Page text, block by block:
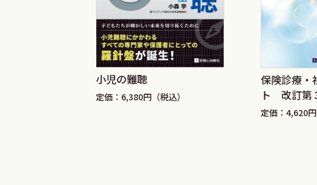
小児の難聴
定価：6,380円（税込）
保険診療・
ト 改訂第
定価：4,620円